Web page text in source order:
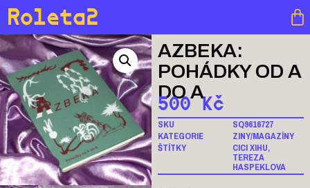
Roleta2
AZBEKA:
POHÁDKY OD A
DO A
500 Kč
SKU
SQ9616727
KATEGORIE
ZINY/MAGAZÍNY
ŠTÍTKY
CICI XIHU,
TEREZA
HASPEKLOVA